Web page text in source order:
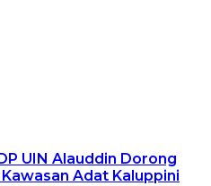
UIN Alauddin Dorong
Adat Kaluppini